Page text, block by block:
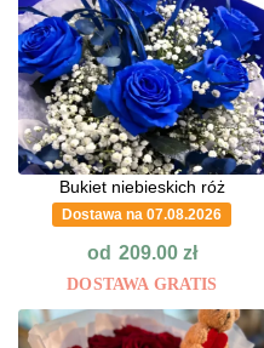
Bukiet niebieskich róż
Dostawa na 07.08.2026
od 209.00 zł
DOSTAWA GRATIS